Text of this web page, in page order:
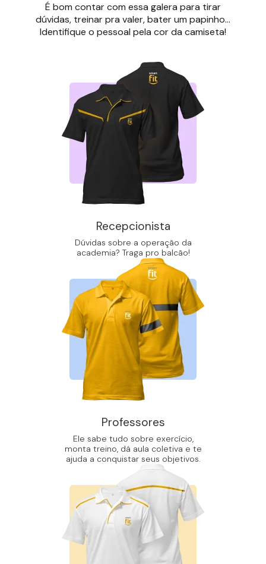
É bom contar com essa galera para tirar
dúvidas, treinar pra valer, bater um papinho...
Identifique o pessoal pela cor da camiseta!
Recepcionista
Dúvidas sobre a operação da
academia? Traga pro balcão!
Professores
Ele sabe tudo sobre exercício,
monta treino, dá aula coletiva e te
ajuda a conquistar seus objetivos.